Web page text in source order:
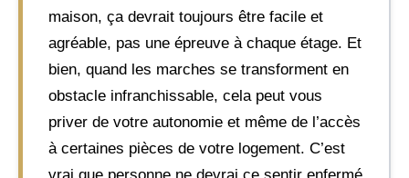
maison, ça devrait toujours être facile et
agréable, pas une épreuve à chaque étage. Et
bien, quand les marches se transforment en
obstacle infranchissable, cela peut vous
priver de votre autonomie et même de l’accès
à certaines pièces de votre logement. C’est
vrai que personne ne devrai ce sentir enfermé